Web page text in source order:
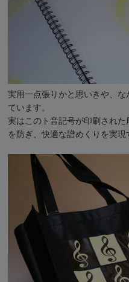
実用一点張りかと思いきや、
ています。
実はこのト音記号が印刷され
を防ぎ、快適な譜めくりを実現